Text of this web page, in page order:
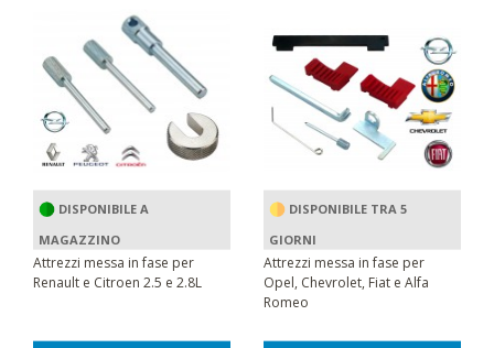
DISPONIBILE A
MAGAZZINO
Attrezzi messa in fase per
Renault e Citroen 2.5 e 2.8L
DISPONIBILE TRA 5
GIORNI
Attrezzi messa in fase per
Opel, Chevrolet, Fiat e Alfa
Romeo